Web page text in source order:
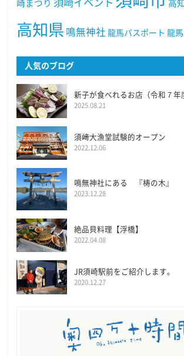
崎まつり 須崎イベント 高
高知県 鳴無神社 龍馬パスポート 龍
人気のブログ
新子が食べれるお店（令和７年
2025.08.21
須﨑大漁堂試験的オープン
2022.12.06
鳴無神社にある 『梼の木』
2023.12.28
絶品貝料理【浮橋】
2022.04.08
JR須崎駅前をご紹介します。
2020.12.27